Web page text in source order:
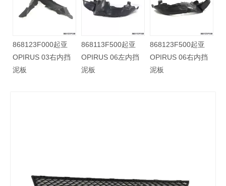
868123F000起亚
OPIRUS 03右内挡
泥板
868113F500起亚
OPIRUS 06左内挡
泥板
868123F500起亚
OPIRUS 06右内挡
泥板